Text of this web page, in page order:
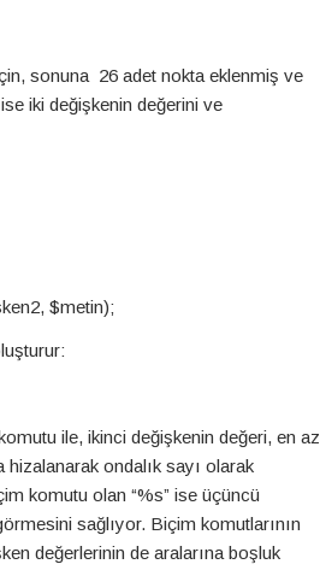
sonuna 26 adet nokta eklenmiş ve
iki değişkenin değerini ve
$metin);
ile, ikinci değişkenin değeri, en az
ondalık sayı olarak
komutu olan “%s” ise üçüncü
sağlıyor. Biçim komutlarının
değerlerinin de aralarına boşluk